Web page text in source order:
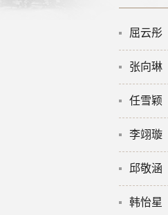
屈云彤
张向琳
任雪颖
李翊璇
邱敬涵
韩怡星